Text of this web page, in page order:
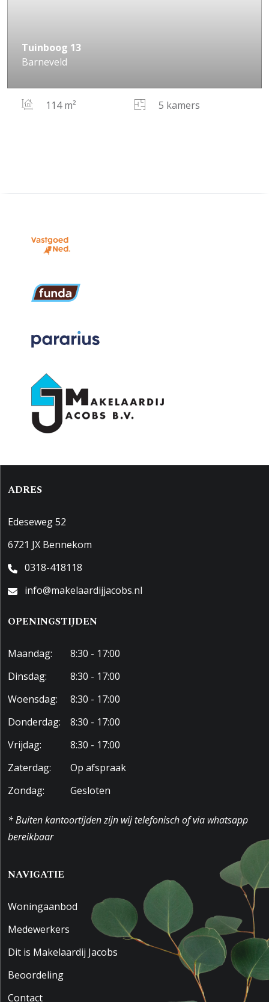
Tuinboog 13
Barneveld
114 m² 5 kamers
ADRES
Edeseweg 52
6721 JX Bennekom
0318-418118
info@makelaardijjacobs.nl
OPENINGSTIJDEN
Maandag:
8:30 - 17:00
Dinsdag:
8:30 - 17:00
Woensdag:
8:30 - 17:00
Donderdag:
8:30 - 17:00
Vrijdag:
8:30 - 17:00
Zaterdag:
Op afspraak
Zondag:
Gesloten
* Buiten kantoortijden zijn wij telefonisch of via whatsapp
bereikbaar
NAVIGATIE
Woningaanbod
Medewerkers
Dit is Makelaardij Jacobs
Beoordeling
Contact